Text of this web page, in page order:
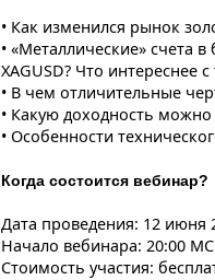
• Как изменился рынок
• «Металлические» счета
XAGUSD? Что интереснее
• В чем отличительные
• Какую доходность
• Особенности
Когда состоится вебинар?
Дата проведения: 12 июня
Начало вебинара: 20:00
Стоимость участия: